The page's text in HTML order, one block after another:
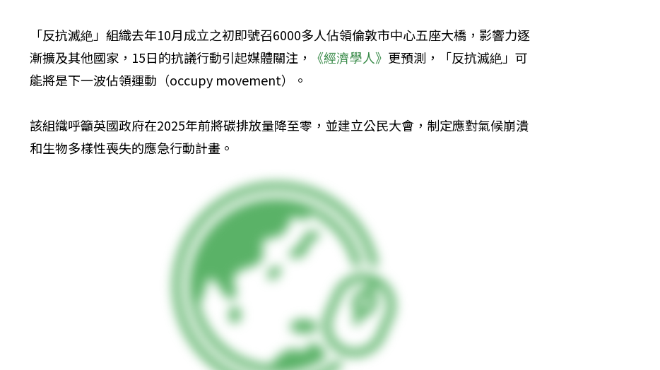
「反抗滅絶」組織去年10月成立之初即號召6000多人佔領倫敦市中心五座大橋，影響力逐
漸擴及其他國家，15日的抗議行動引起媒體關注，
《經濟學人》 更預測，「反抗滅絶」可
能將是下一波佔領運動（occupy movement）。
該組織呼籲英國政府在2025年前將碳排放量降至零，並建立公民大會，制定應對氣候崩潰
和生物多樣性喪失的應急行動計畫。